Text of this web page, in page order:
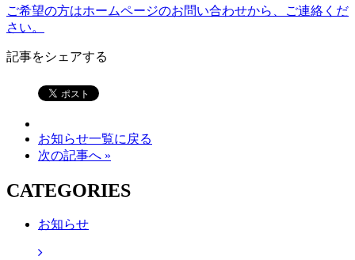
ご希望の方はホームページのお問い合わせから、ご連絡くだ
さい。
記事をシェアする
お知らせ一覧に戻る
次の記事へ »
CATEGORIES
お知らせ